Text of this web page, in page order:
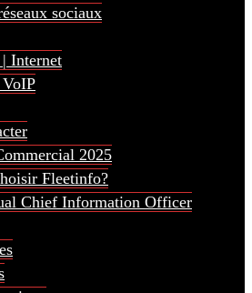
sociaux
Internet
VoIP
2025
Fleetinfo?
Chief Information Officer